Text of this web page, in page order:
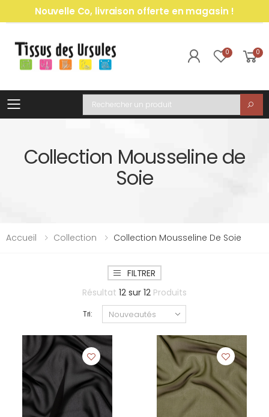
Nouvelle Co, livraison offerte en magasin !
0 0
Toggle mobile menu
Recherche
Collection Mousseline de
Soie
Accueil Collection Collection Mousseline De Soie
FILTRER
Résultat 12 sur 12 Produits
Tri: